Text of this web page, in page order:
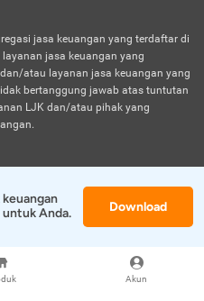
Akun
jasa keuangan yang terdaftar di
jasa keuangan yang
atau layanan jasa keuangan yang
bertanggung jawab atas tuntutan
LJK dan/atau pihak yang
Anda.
Download